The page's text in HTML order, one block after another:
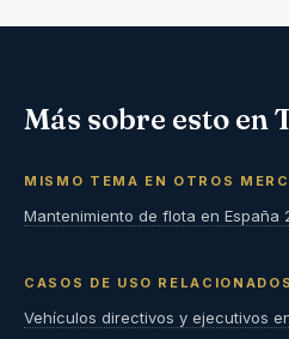
Más sobre esto en
MISMO TEMA EN OTROS
Mantenimiento de flota en España
CASOS DE USO RELACIONADOS
Vehículos directivos y ejecutivos